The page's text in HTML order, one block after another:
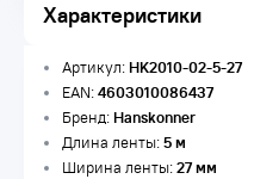
Характеристики
Артикул:HK2010-02-5-27
EAN:4603010086437
Бренд:Hanskonner
Длина ленты:5 м
Ширина ленты:27 мм